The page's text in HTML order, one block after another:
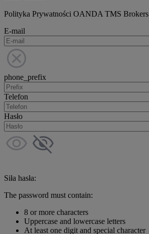
Polityka Prywatności OANDA TMS
E-mail
phone_prefix
Telefon
Hasło
Siła hasła:
The password must contain:
8 or more characters
Uppercase and lowercase letters
At least one digit and special character